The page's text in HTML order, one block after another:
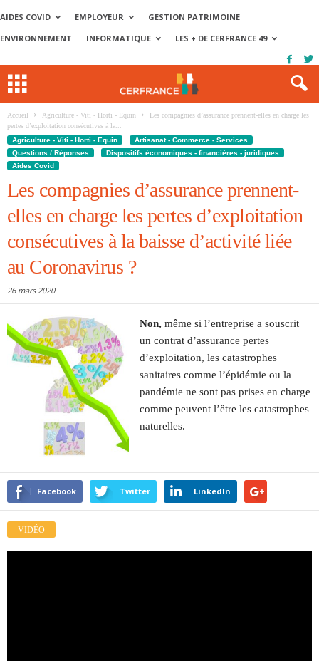
AIDES COVID EMPLOYEUR
GESTION PATRIMOINE
ENVIRONNEMENT
INFORMATIQUE LES + DE CERFRANCE 49
Accueil Agriculture - Viti - Horti - Equin
Les compagnies d’assurance prennent-elles en charge les
pertes d’exploitation consécutives à la...
Agriculture - Viti - Horti - Equin
Artisanat - Commerce - Services
Questions / Réponses
Dispositifs économiques - financières - juridiques
Aides Covid
Les compagnies d’assurance prennent-
elles en charge les pertes d’exploitation
consécutives à la baisse d’activité liée
au Coronavirus ?
26 mars 2020
Non, même si l’entreprise a souscrit
un contrat d’assurance pertes
d’exploitation, les catastrophes
sanitaires comme l’épidémie ou la
pandémie ne sont pas prises en charge
comme peuvent l’être les catastrophes
naturelles.
Facebook Twitter LinkedIn
VIDÉO